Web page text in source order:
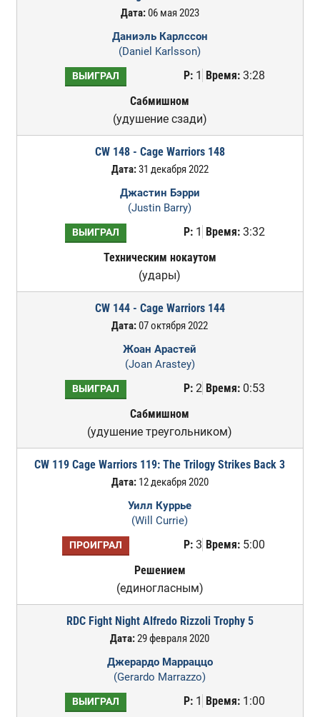
Дата:06 мая 2023
Даниэль Карлссон
(Daniel Karlsson)
ВЫИГРАЛ Р:1 Время:3:28
Сабмишном
(удушение сзади)
CW 148 - Cage Warriors 148
Дата:31 декабря 2022
Джастин Бэрри
(Justin Barry)
ВЫИГРАЛ Р:1 Время:3:32
Техническим нокаутом
(удары)
CW 144 - Cage Warriors 144
Дата:07 октября 2022
Жоан Арастей
(Joan Arastey)
ВЫИГРАЛ Р:2 Время:0:53
Сабмишном
(удушение треугольником)
CW 119 Cage Warriors 119: The Trilogy Strikes Back 3
Дата:12 декабря 2020
Уилл Куррье
(Will Currie)
ПРОИГРАЛ Р:3 Время:5:00
Решением
(единогласным)
RDC Fight Night Alfredo Rizzoli Trophy 5
Дата:29 февраля 2020
Джерардо Марраццо
(Gerardo Marrazzo)
ВЫИГРАЛ Р:1 Время:1:00